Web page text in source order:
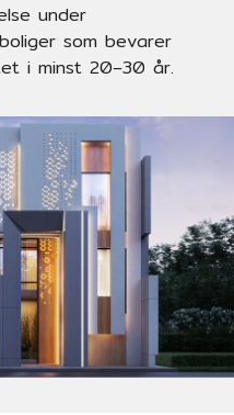
under
som bevarer
i minst 20–30 år.